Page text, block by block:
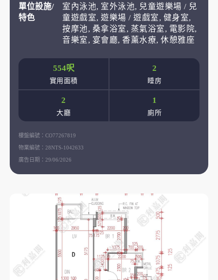
單位設施/
特色
室內泳池, 室外泳池, 兒童遊樂場 / 兒
童遊戲室, 遊樂場 / 遊戲室, 健身室,
按摩池, 桑拿浴室, 蒸氣浴室, 電影院,
音樂室, 宴會廳, 香薰水療, 休憩雅座
554呎
實用面積
2
睡房
2
大廳
1
廁所
樓盤編號： CO77267819
物業編號： 28NTS-1042633
廣告日期： 29/06/2026